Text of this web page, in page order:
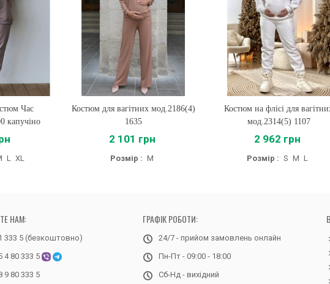
Час
капучіно
L XL
Купити
Костюм для вагітних мод.2186(4)
1635
2 101 грн
Розмір : M
Купити
Костюм на флісі для
мод.2314(5) 1107
2 962 грн
Розмір : S M L
НАМ:
333 5 (безкоштовно)
4 80 333 5
9 80 333 5
ГРАФІК РОБОТИ:
24/7 - прийом замовлень онлайн
Пн-Пт - 09:00 - 18:00
Сб-Нд - вихідний